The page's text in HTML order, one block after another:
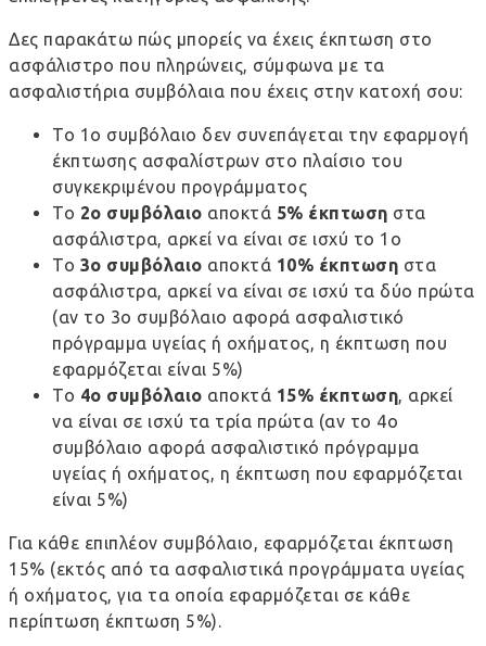
Δες παρακάτω πώς μπορείς να έχεις έκπτωση στο
ασφάλιστρο που πληρώνεις, σύμφωνα με τα
ασφαλιστήρια συμβόλαια που έχεις στην κατοχή σου:
To 1ο συμβόλαιο δεν συνεπάγεται την εφαρμογή
έκπτωσης ασφαλίστρων στο πλαίσιο του
συγκεκριμένου προγράμματος
Το 2ο συμβόλαιο αποκτά 5% έκπτωση στα
ασφάλιστρα, αρκεί να είναι σε ισχύ το 1ο
Το 3ο συμβόλαιο αποκτά 10% έκπτωση στα
ασφάλιστρα, αρκεί να είναι σε ισχύ τα δύο πρώτα
(αν το 3ο συμβόλαιο αφορά ασφαλιστικό
πρόγραμμα υγείας ή οχήματος, η έκπτωση που
εφαρμόζεται είναι 5%)
Το 4ο συμβόλαιο αποκτά 15% έκπτωση, αρκεί
να είναι σε ισχύ τα τρία πρώτα (αν το 4ο
συμβόλαιο αφορά ασφαλιστικό πρόγραμμα
υγείας ή οχήματος, η έκπτωση που εφαρμόζεται
είναι 5%)
Για κάθε επιπλέον συμβόλαιο, εφαρμόζεται έκπτωση
15% (εκτός από τα ασφαλιστικά προγράμματα υγείας
ή οχήματος, για τα οποία εφαρμόζεται σε κάθε
περίπτωση έκπτωση 5%).